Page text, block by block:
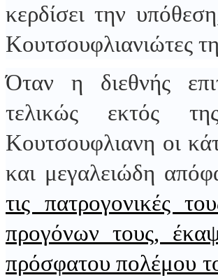
κερδίσει την
Κουτσουφλιανιώτες
Όταν η διεθνής
τελικώς εκτός
Κουτσουφλιανη οι
και μεγαλειώδη
τις πατρογονικές
προγόνων τους,
πρόσφατου πολέμου